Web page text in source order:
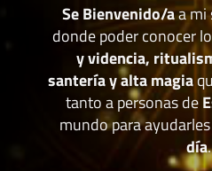
Se Bienvenido/aa mi
donde poder conocer
y videncia,
santería y alta magia
tanto a personas de
mundo para
día.